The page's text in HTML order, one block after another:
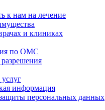
к нам на лечение
и клиниках
по ОМС
информация
персональных данных